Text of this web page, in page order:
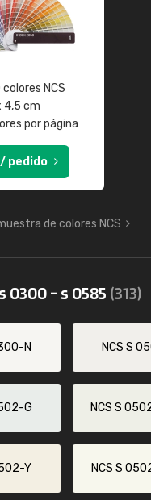
NCS
4,5 cm
por página
pedido
de colores NCS
0300 - s 0585 (313)
N NCS S
G NCS S
Y NCS S